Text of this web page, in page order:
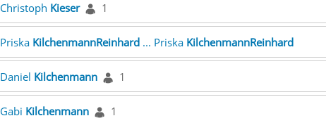
Christoph Kieser 1
Priska KilchenmannReinhard... Priska KilchenmannReinhard
Daniel Kilchenmann 1
Gabi Kilchenmann 1